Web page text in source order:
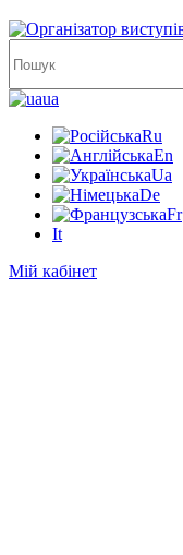
ua
Ru
En
Ua
De
Fr
It
Мій кабінет